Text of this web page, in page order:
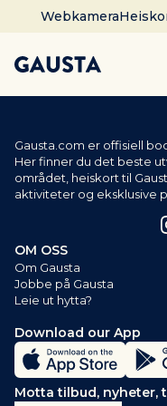
Webkamera
Gausta.com er offisiell
Her finner du det beste
området, heiskort til
aktiviteter og eksklusive
OM OSS
Om Gausta
Jobbe på Gausta
Leie ut hytta?
Download our App
Motta tilbud, nyheter,